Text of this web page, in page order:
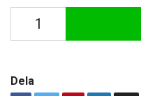
Dela